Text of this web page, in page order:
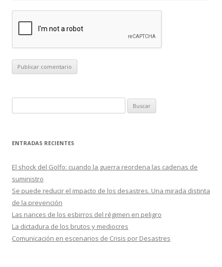
u
c
r
ENTRADAS RECIENTES
El shock del Golfo: cuando la guerra reordena las cadenas de
suministro
Se puede reducir el impacto de los desastres. Una mirada distinta
de la prevención
Las narices de los esbirros del régimen en peligro
La dictadura de los brutos y mediocres
Comunicación en escenarios de Crisis por Desastres